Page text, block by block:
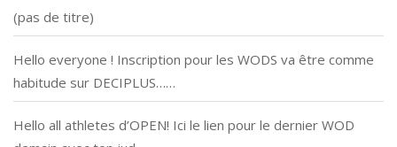
(pas de titre)
Hello everyone ! Inscription pour les WODS va être comme
habitude sur DECIPLUS……
Hello all athletes d’OPEN! Ici le lien pour le dernier WOD